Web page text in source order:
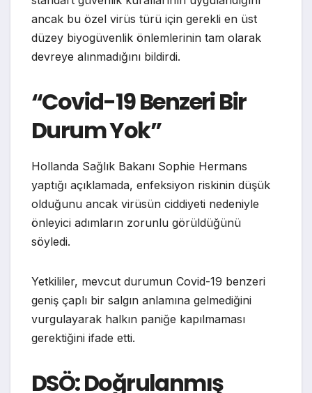
ancak bu özel virüs türü için gerekli en üst
düzey biyogüvenlik önlemlerinin tam olarak
devreye alınmadığını bildirdi.
“Covid-19 Benzeri Bir
Durum Yok”
Hollanda Sağlık Bakanı Sophie Hermans
yaptığı açıklamada, enfeksiyon riskinin düşük
olduğunu ancak virüsün ciddiyeti nedeniyle
önleyici adımların zorunlu görüldüğünü
söyledi.
Yetkililer, mevcut durumun Covid-19 benzeri
geniş çaplı bir salgın anlamına gelmediğini
vurgulayarak halkın paniğe kapılmaması
gerektiğini ifade etti.
DSÖ: Doğrulanmış